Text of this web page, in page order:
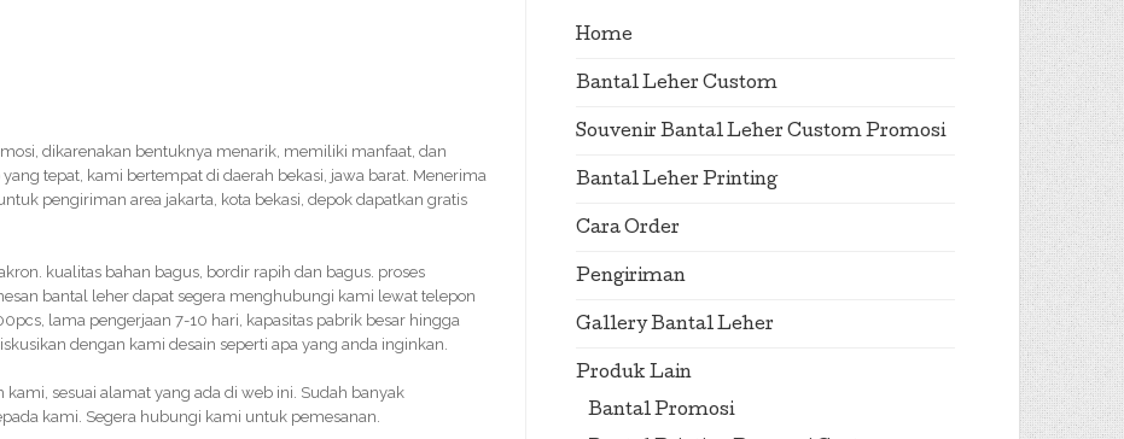
dikarenakan bentuknya menarik, memiliki manfaat, dan
tepat, kami bertempat di daerah bekasi, jawa barat. Menerima
pengiriman area jakarta, kota bekasi, depok dapatkan gratis
kualitas bahan bagus, bordir rapih dan bagus. proses
bantal leher dapat segera menghubungi kami lewat telepon
lama pengerjaan 7-10 hari, kapasitas pabrik besar hingga
dengan kami desain seperti apa yang anda inginkan.
sesuai alamat yang ada di web ini. Sudah banyak
kami. Segera hubungi kami untuk pemesanan.
Home
Bantal Leher Custom
Souvenir Bantal Leher Custom Promosi
Bantal Leher Printing
Cara Order
Pengiriman
Gallery Bantal Leher
Produk Lain
Bantal Promosi